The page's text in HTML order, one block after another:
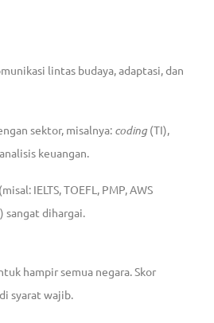
lintas budaya, adaptasi, dan
sektor, misalnya: coding (TI),
keuangan.
IELTS, TOEFL, PMP, AWS
sangat dihargai.
hampir semua negara. Skor
syarat wajib.